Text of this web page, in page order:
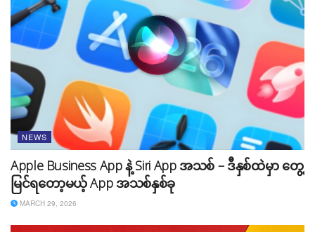
NEWS
Apple Business App နဲ့ Siri App အသစ် – ဒီနှစ်ထဲမှာ တွေ့
မြင်ရတော့မယ့် App အသစ်နှစ်ခု
MARCH 29, 2026